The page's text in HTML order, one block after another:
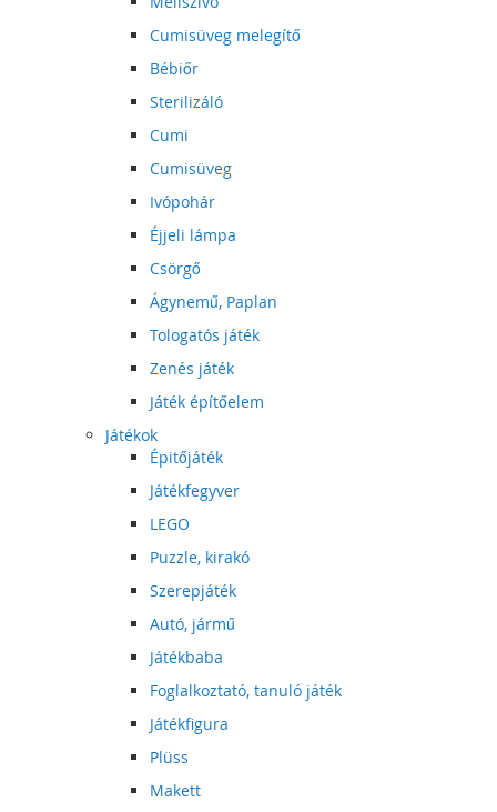
Cumisüveg melegítő
Bébiőr
Sterilizáló
Cumi
Cumisüveg
Ivópohár
Éjjeli lámpa
Csörgő
Ágynemű, Paplan
Tologatós játék
Zenés játék
Játék építőelem
Játékok
Épitőjáték
Játékfegyver
LEGO
Puzzle, kirakó
Szerepjáték
Autó, jármű
Játékbaba
Foglalkoztató, tanuló játék
Játékfigura
Plüss
Makett